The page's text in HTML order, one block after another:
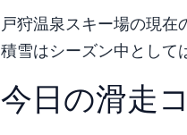
戸狩温泉スキー場の現在
積雪はシーズン中として
今日の滑走